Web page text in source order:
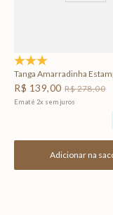
Tanga Amarradinha
R$ 139,00 R$278,00
Em até 2x sem juros
Adicionar na